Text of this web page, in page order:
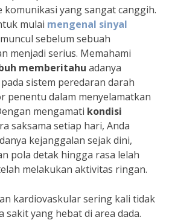
komunikasi yang sangat canggih.
mulai mengenal sinyal
sebelum sebuah
menjadi serius. Memahami
memberitahu adanya
sistem peredaran darah
penentu dalam menyelamatkan
mengamati kondisi
saksama setiap hari, Anda
kejanggalan sejak dini,
pola detak hingga rasa lelah
melakukan aktivitas ringan.
kardiovaskular sering kali tidak
sakit yang hebat di area dada.